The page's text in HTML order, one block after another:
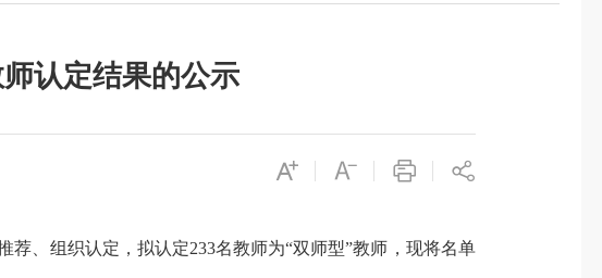
认定结果的公示
、组织认定，拟认定233名教师为“双师型”教师，现将名单